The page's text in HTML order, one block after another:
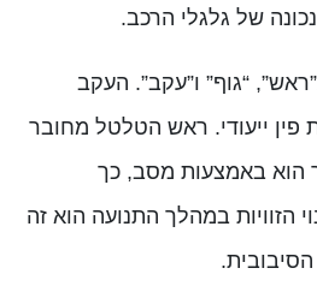
של גלגלי הרכב.
“גוף” ו”עקב”. העקב
פין ייעודי. ראש הטלטל מחובר
הוא באמצעות מסב, כך
הזוויות במהלך התנועה הוא זה